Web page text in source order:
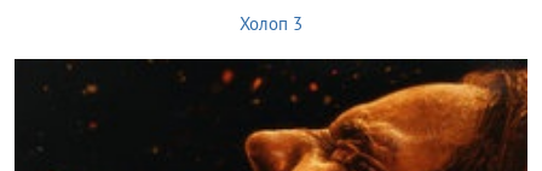
Холоп 3